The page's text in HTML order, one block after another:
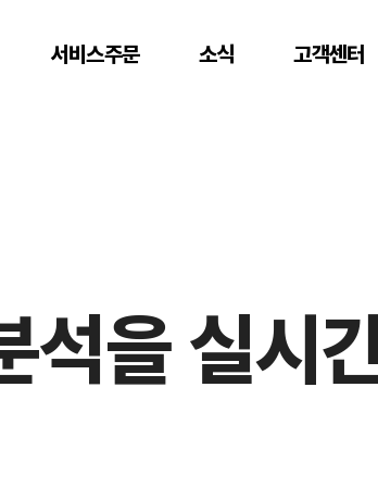
서비스주문 소식 고객센터
석을 실시